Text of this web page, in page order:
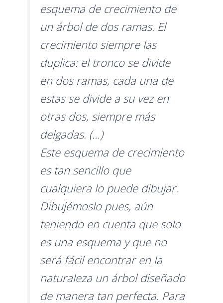
esquema de crecimiento de
un árbol de dos ramas. El
crecimiento siempre las
duplica: el tronco se divide
en dos ramas, cada una de
estas se divide a su vez en
otras dos, siempre más
delgadas. (…)
Este esquema de crecimiento
es tan sencillo que
cualquiera lo puede dibujar.
Dibujémoslo pues, aún
teniendo en cuenta que solo
es una esquema y que no
será fácil encontrar en la
naturaleza un árbol diseñado
de manera tan perfecta. Para